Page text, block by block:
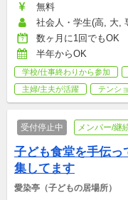
無料
社会人・学生(高, 大,
数ヶ月に1回でもOK
半年からOK
学校/仕事終わりから参加
主婦/主夫が活躍
テンシ
受付停止中 メンバー/継
子ども食堂を手伝っ
集してます
愛染亭（子どもの居場所）